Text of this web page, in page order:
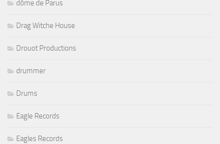
dôme de Parus
Drag Witche House
Drouot Productions
drummer
Drums
Eagle Records
Eagles Records